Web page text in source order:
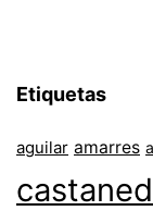
Etiquetas
aguilar amarres